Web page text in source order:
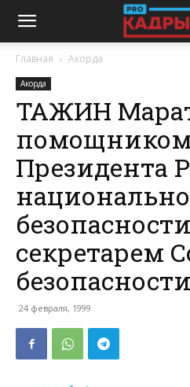
Главная Акорда
Акорда
ТАЖИН
Президента
секретарем
24 февраля, 1999